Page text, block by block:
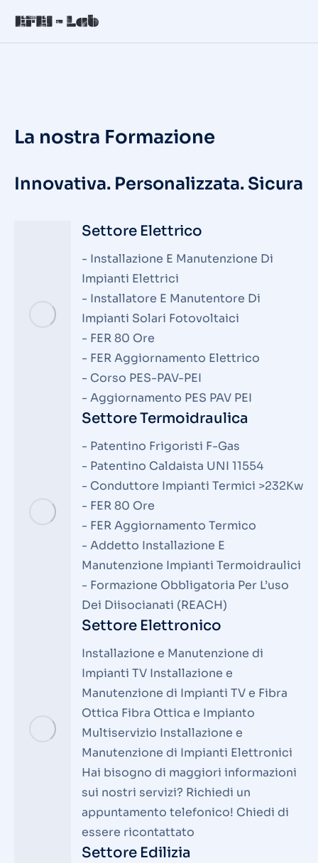
La nostra Formazione
Innovativa. Personalizzata. Sicura
Settore Elettrico
- Installazione E Manutenzione Di
Impianti Elettrici
- Installatore E Manutentore Di
Impianti Solari Fotovoltaici
- FER 80 Ore
- FER Aggiornamento Elettrico
- Corso PES-PAV-PEI
- Aggiornamento PES PAV PEI
Settore Termoidraulica
- Patentino Frigoristi F-Gas
- Patentino Caldaista UNI 11554
- Conduttore Impianti Termici >232Kw
- FER 80 Ore
- FER Aggiornamento Termico
- Addetto Installazione E
Manutenzione Impianti Termoidraulici
- Formazione Obbligatoria Per L’uso
Dei Diisocianati (REACH)
Settore Elettronico
Installazione e Manutenzione di
Impianti TV Installazione e
Manutenzione di Impianti TV e Fibra
Ottica Fibra Ottica e Impianto
Multiservizio Installazione e
Manutenzione di Impianti Elettronici
Hai bisogno di maggiori informazioni
sui nostri servizi? Richiedi un
appuntamento telefonico! Chiedi di
essere ricontattato
Settore Edilizia